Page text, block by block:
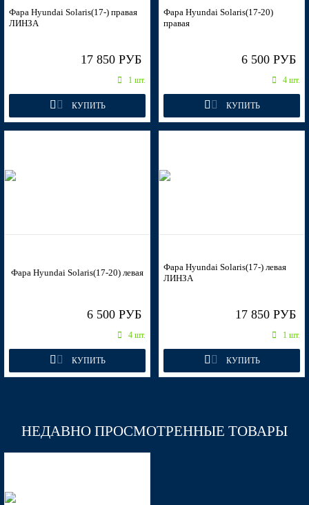
WGM - SAPPHIRE BLUE
TDY - CHARMING RED, GARNET RED
TDY - CHARMING RED, GARNET RED
PXA - PURPLE FANTASIA
PXA - PURPLE FANTASIA
Фара Hyundai Solaris(17-) правая
ЛИНЗА
17 850 РУБ
1 шт.
КУПИТЬ
Фара Hyundai Solaris(17-20)
правая
6 500 РУБ
4 шт.
КУПИТЬ
Фара Hyundai Solaris(17-20) левая
6 500 РУБ
4 шт.
КУПИТЬ
Фара Hyundai Solaris(17-) левая
ЛИНЗА
17 850 РУБ
1 шт.
КУПИТЬ
НЕДАВНО ПРОСМОТРЕННЫЕ ТОВАРЫ